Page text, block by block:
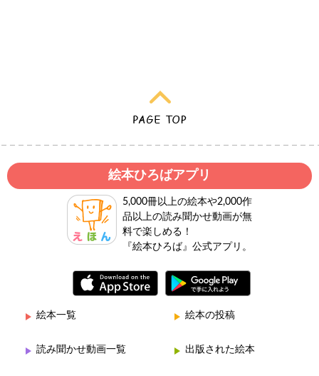
絵本ひろばアプリ
5,000冊以上の絵本や2,000作
品以上の読み聞かせ動画が無
料で楽しめる！
『絵本ひろば』公式アプリ。
絵本一覧 絵本の投稿
読み聞かせ動画一覧 出版された絵本